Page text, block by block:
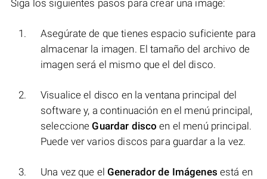
Siga los siguientes pasos para crear una image:
Asegúrate de que tienes espacio suficiente para
almacenar la imagen. El tamaño del archivo de
imagen será el mismo que el del disco.
Visualice el disco en la ventana principal del
software y, a continuación en el menú principal,
seleccioneGuardar disco en el menú principal.
Puede ver varios discos para guardar a la vez.
Una vez que el Generador de Imágenes está en